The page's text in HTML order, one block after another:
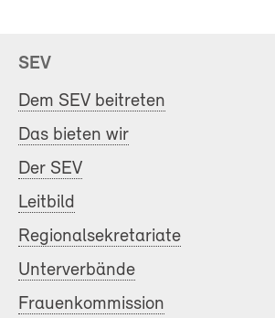
SEV
Dem SEV beitreten
Das bieten wir
Der SEV
Leitbild
Regionalsekretariate
Unterverbände
Frauenkommission